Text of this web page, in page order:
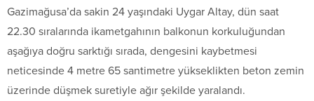
Gazimağusa’da sakin 24 yaşındaki Uygar Altay, dün saat
22.30 sıralarında ikametgahının balkonun korkuluğundan
aşağıya doğru sarktığı sırada, dengesini kaybetmesi
neticesinde 4 metre 65 santimetre yükseklikten beton zemin
üzerinde düşmek suretiyle ağır şekilde yaralandı.